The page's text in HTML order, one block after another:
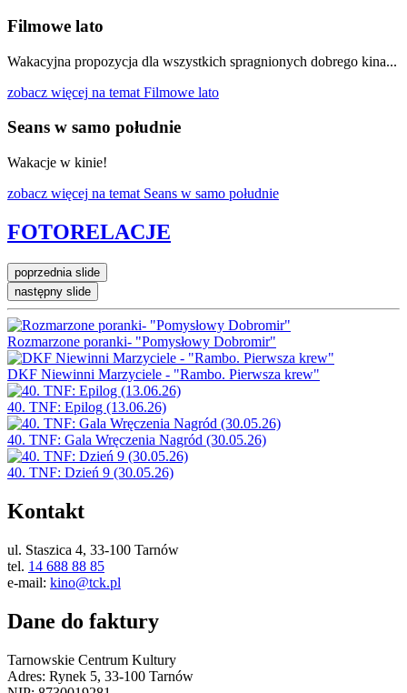
Filmowe lato
Wakacyjna propozycja dla wszystkich spragnionych dobrego kina...
zobacz więcej na temat Filmowe lato
Seans w samo południe
Wakacje w kinie!
zobacz więcej na temat Seans w samo południe
FOTORELACJE
poprzednia slide
następny slide
Rozmarzone poranki- "Pomysłowy Dobromir"
DKF Niewinni Marzyciele - "Rambo. Pierwsza krew"
40. TNF: Epilog (13.06.26)
40. TNF: Gala Wręczenia Nagród (30.05.26)
40. TNF: Dzień 9 (30.05.26)
Kontakt
ul. Staszica 4, 33-100 Tarnów
tel. 14 688 88 85
e-mail: kino@tck.pl
Dane do faktury
Tarnowskie Centrum Kultury
Adres: Rynek 5, 33-100 Tarnów